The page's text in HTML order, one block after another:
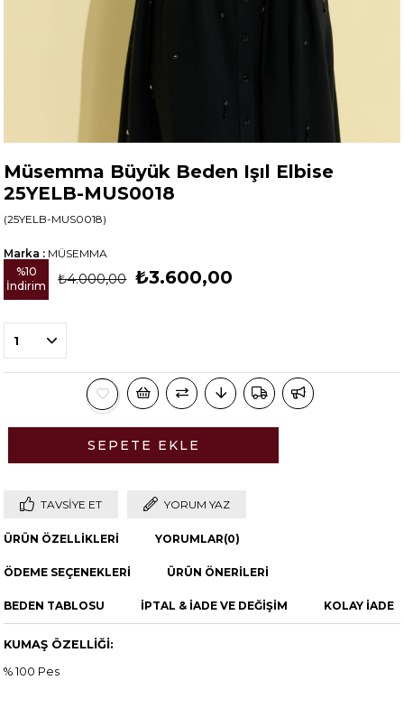
Müsemma Büyük Beden Işıl Elbise
25YELB-MUS0018
(25YELB-MUS0018)
Marka : MÜSEMMA
%10
İndirim
₺4.000,00 ₺3.600,00
TAVSIYE ET YORUM YAZ
ÜRÜN ÖZELLIKLERI YORUMLAR(0)
ÖDEME SEÇENEKLERI ÜRÜN ÖNERILERI
BEDEN TABLOSU İPTAL & İADE VE DEĞİŞİM KOLAY İADE
KUMAŞ ÖZELLİĞİ:
% 100 Pes